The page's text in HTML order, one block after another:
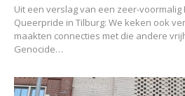
Uit een verslag van een zeer-
Queerpride in Tilburg: We keken ook
maakten connecties met die andere
Genocide…